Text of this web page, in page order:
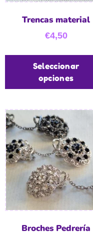
Trencas material
€4,50
Seleccionar
opciones
Broches Pedrería